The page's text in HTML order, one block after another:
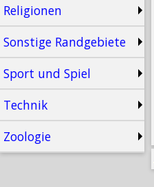
Religionen
Sonstige Randgebiete
Sport und Spiel
Technik
Zoologie